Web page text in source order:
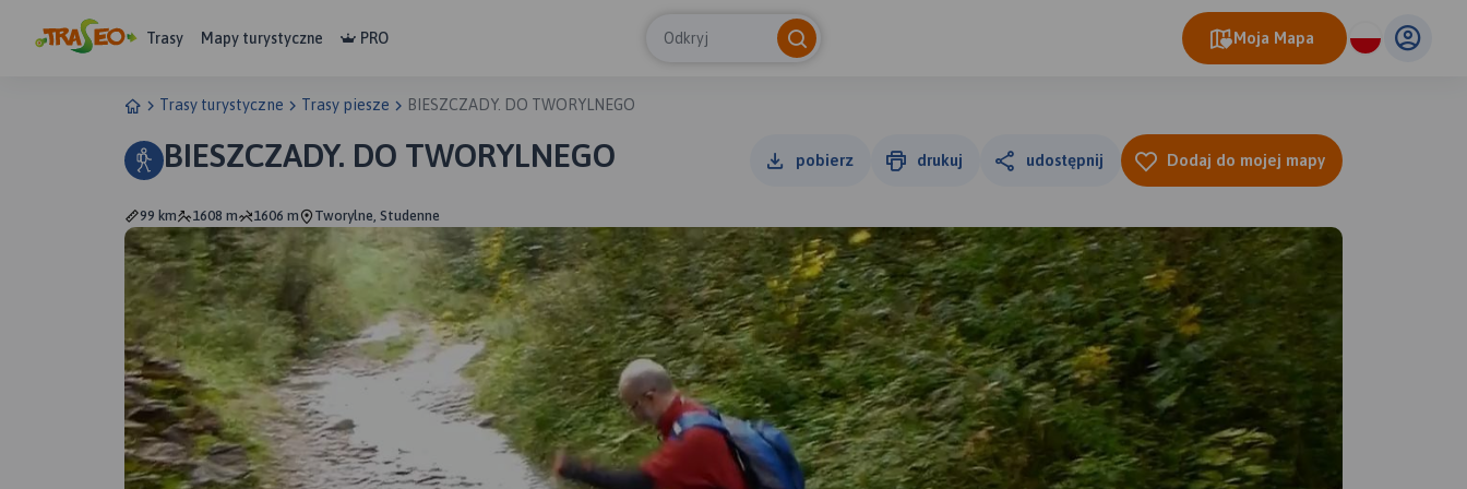
Trasy Mapy turystyczne PRO Odkryj Moja Mapa
Trasy turystyczne Trasy piesze BIESZCZADY. DO TWORYLNEGO
BIESZCZADY. DO TWORYLNEGO pobierz drukuj udostępnij Dodaj do mojej mapy
99 km 1608 m 1606 m Tworylne, Studenne